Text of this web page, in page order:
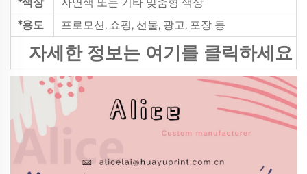
*용도
프로모션, 쇼핑, 선물, 광고, 포장 등
자세한 정보는 여기를 클릭하세요